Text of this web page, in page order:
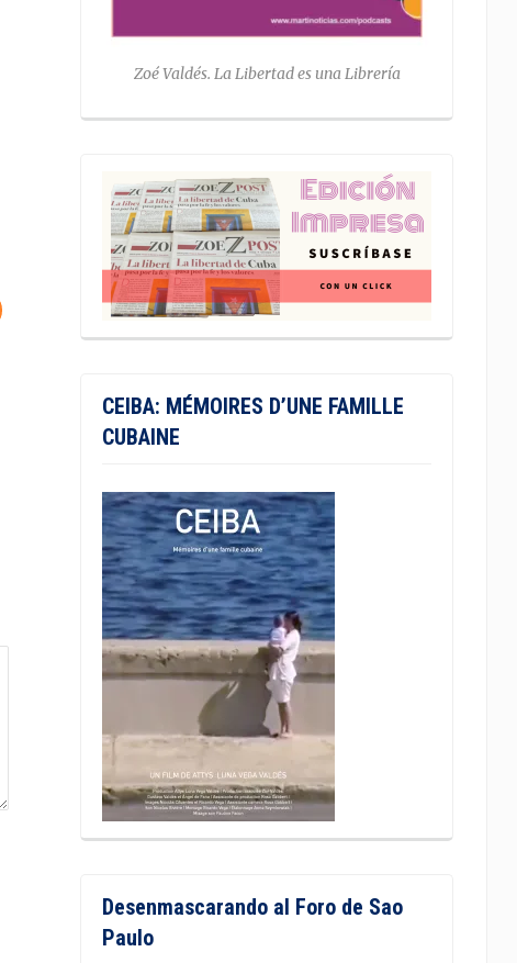
Zoé Valdés. La Libertad es una Librería
CEIBA: MÉMOIRES D’UNE FAMILLE
CUBAINE
Desenmascarando al Foro de Sao
Paulo